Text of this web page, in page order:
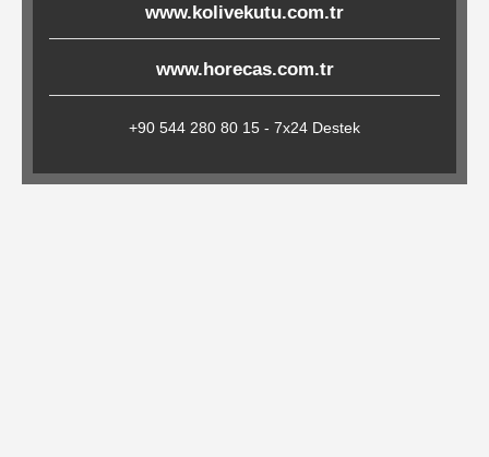
Amerikan
Servisler
&
Kağıt
www.kolivekutu.com.tr
www.horecas.com.tr
+90 544 280 80 15 - 7x24 Destek